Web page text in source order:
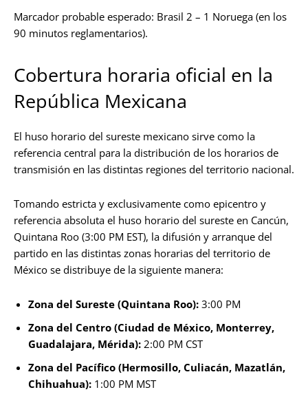
Marcador probable esperado: Brasil 2 – 1 Noruega (en los
90 minutos reglamentarios).
Cobertura horaria oficial en la
República Mexicana
El huso horario del sureste mexicano sirve como la
referencia central para la distribución de los horarios de
transmisión en las distintas regiones del territorio nacional.
Tomando estricta y exclusivamente como epicentro y
referencia absoluta el huso horario del sureste en Cancún,
Quintana Roo (3:00 PM EST), la difusión y arranque del
partido en las distintas zonas horarias del territorio de
México se distribuye de la siguiente manera:
Zona del Sureste (Quintana Roo): 3:00 PM
Zona del Centro (Ciudad de México, Monterrey,
Guadalajara, Mérida): 2:00 PM CST
Zona del Pacífico (Hermosillo, Culiacán, Mazatlán,
Chihuahua): 1:00 PM MST